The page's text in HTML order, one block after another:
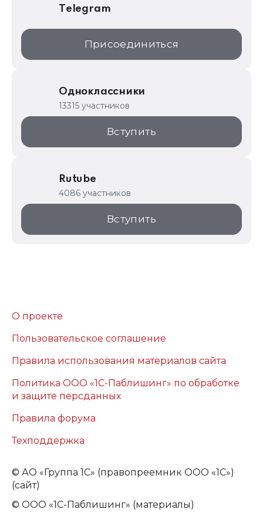
Telegram
Присоединиться
Одноклассники
13315 участников
Вступить
Rutube
4086 участников
Вступить
О проекте
Пользовательское соглашение
Правила использования материалов сайта
Политика ООО «1С-Паблишинг» по обработке
и защите персданных
Правила форума
Техподдержка
© АО «Группа 1С» (правопреемник ООО «1С»)
(сайт)
© ООО «1С-Паблишинг» (материалы)